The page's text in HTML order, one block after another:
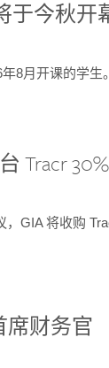
于今秋开
8月开课的学生。
Tracr
GIA 将收购
席财务官